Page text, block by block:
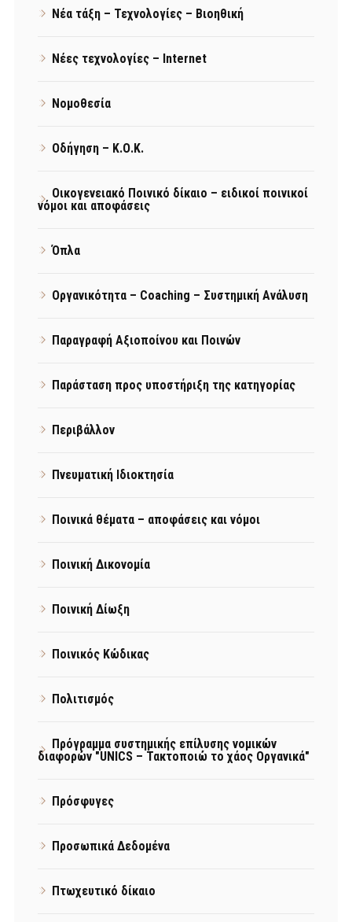
Νέα τάξη – Τεχνολογίες – Βιοηθική
Νέες τεχνολογίες – Internet
Νομοθεσία
Οδήγηση – Κ.Ο.Κ.
Οικογενειακό Ποινικό δίκαιο – ειδικοί ποινικοί
νόμοι και αποφάσεις
Όπλα
Οργανικότητα – Coaching – Συστημική Ανάλυση
Παραγραφή Αξιοποίνου και Ποινών
Παράσταση προς υποστήριξη της κατηγορίας
Περιβάλλον
Πνευματική Ιδιοκτησία
Ποινικά θέματα – αποφάσεις και νόμοι
Ποινική Δικονομία
Ποινική Δίωξη
Ποινικός Κώδικας
Πολιτισμός
Πρόγραμμα συστημικής επίλυσης νομικών
διαφορών "UNICS – Τακτοποιώ το χάος Οργανικά"
Πρόσφυγες
Προσωπικά Δεδομένα
Πτωχευτικό δίκαιο